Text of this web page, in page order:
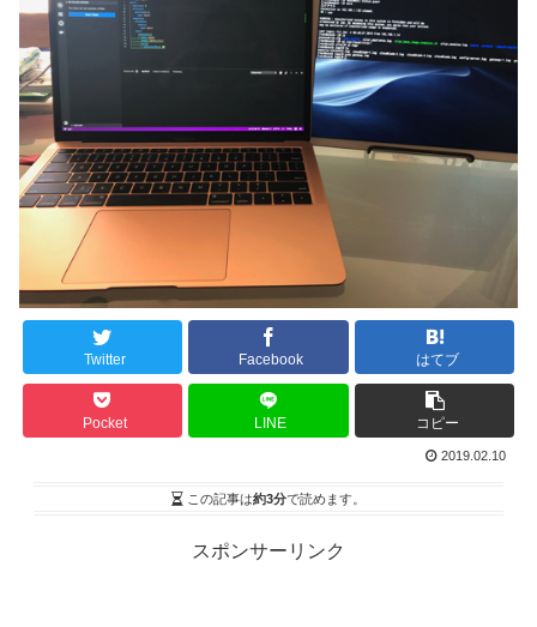
Twitter Facebook はてブ
Pocket LINE コピー
2019.02.10
この記事は約3分で読めます。
スポンサーリンク